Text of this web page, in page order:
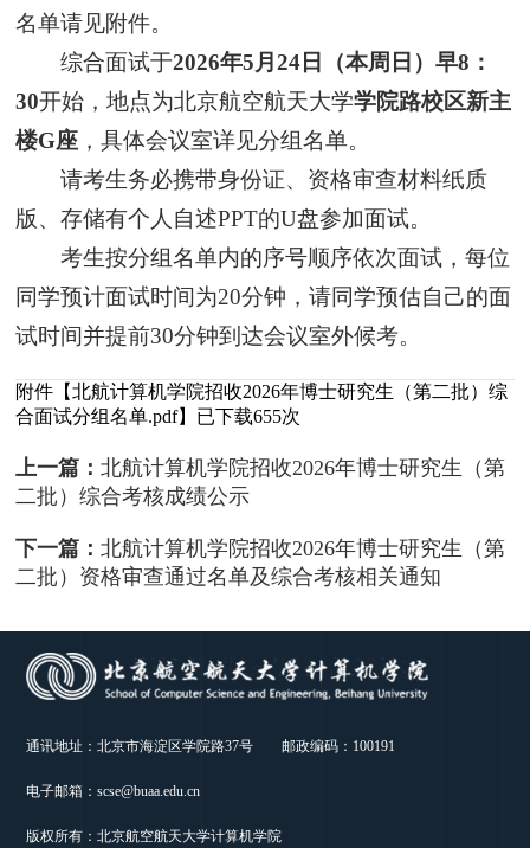
名单请见附件。
综合面试于2026年5月24日（本周日）早8：
30开始，地点为北京航空航天大学学院路校区新主
楼G座 ，具体会议室详见分组名单。
请考生务必携带身份证、资格审查材料纸质
版、存储有个人自述PPT的U盘参加面试。
考生按分组名单内的序号顺序依次面试，每位
同学预计面试时间为20分钟，请同学预估自己的面
试时间并提前30分钟到达会议室外候考。
附件【北航计算机学院招收2026年博士研究生（第二批）综
合面试分组名单.pdf】已下载655次
上一篇：北航计算机学院招收2026年博士研究生（第
二批）综合考核成绩公示
下一篇：北航计算机学院招收2026年博士研究生（第
二批）资格审查通过名单及综合考核相关通知
通讯地址：北京市海淀区学院路37号 邮政编码：100191
电子邮箱：scse@buaa.edu.cn
版权所有：北京航空航天大学计算机学院